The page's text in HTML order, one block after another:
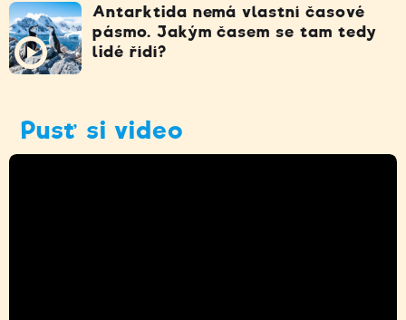
Antarktida nemá vlastní časové
pásmo. Jakým časem se tam tedy
lidé řídí?
Pusť si video